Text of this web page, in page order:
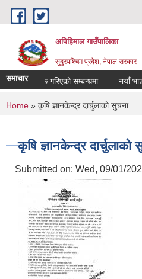
Skip to main content
अपिहिमाल गाउँपालिका
सुदुरपश्चिम प्रदेश, नेपाल सरकार
समाचार
सार्वजनिक गरिएको सम्बन्धमा नयाँ
You are here
Home » कृषि ज्ञानकेन्द्र दार्चुलाको सुचना
कृषि ज्ञानकेन्द्र दार्चुलाको
Submitted on: Wed, 09/01/